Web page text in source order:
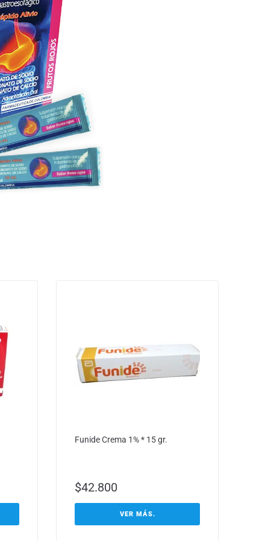
Funide Crema 1% * 15 gr.
$42.800
VER MÁS.